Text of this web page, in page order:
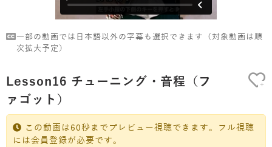
Lesson16 チューニング・音程（フ
ァゴット）
この動画は60秒までプレビュー視聴できます。フル視聴
には会員登録が必要です。
+
一部の動画では日本語以外の字幕も選択できます（対象動画は順
次拡大予定）